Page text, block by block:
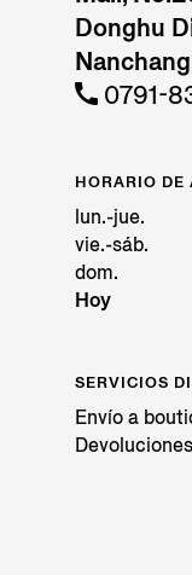
Donghu
0791-
HORARIO DE
lun.-jue.
vie.-sáb.
dom.
Hoy
SERVICIOS
Envío a